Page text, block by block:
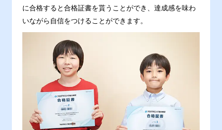
に合格すると合格証書を貰うことができ、達成感を味わ
いながら自信をつけることができます。